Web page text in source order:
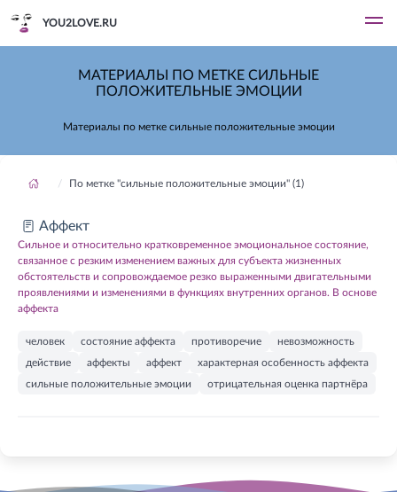
YOU2LOVE.RU
МАТЕРИАЛЫ ПО МЕТКЕ СИЛЬНЫЕ
ПОЛОЖИТЕЛЬНЫЕ ЭМОЦИИ
Материалы по метке сильные положительные эмоции
По метке "сильные положительные эмоции" (1)
Аффект
Сильное и относительно кратковременное эмоциональное состояние,
связанное с резким изменением важных для субъекта жизненных
обстоятельств и сопровождаемое резко выраженными двигательными
проявлениями и изменениями в функциях внутренних органов. В основе
аффекта
человек состояние аффекта противоречие
невозможность
действие
аффекты аффект
характерная особенность аффекта
сильные положительные эмоции
отрицательная оценка партнёра